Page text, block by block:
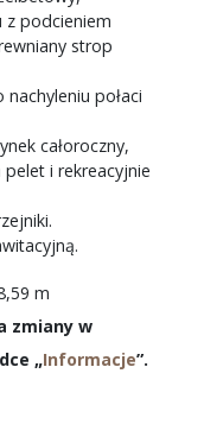
z podcieniem
strop
połaci
całoroczny,
i rekreacyjnie
m
zmiany w
„Informacje”.